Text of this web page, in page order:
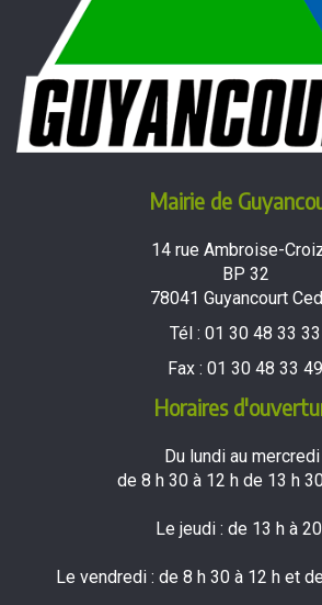
Mairie de
14 rue Ambroise-
BP 32
78041 Guyancourt
Tél : 01 30 48 33 33
Fax : 01 30 48 33 49
Horaires
Du lundi au mercredi
de 8 h 30 à 12 h de 13 h
Le jeudi : de 13 h à
Le vendredi : de 8 h 30 à 12 h et